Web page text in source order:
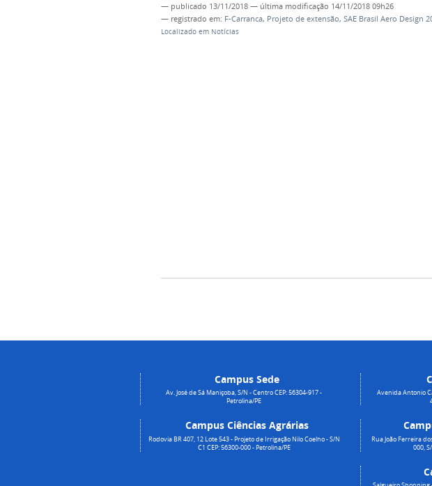
— publicado 13/11/2018 — última modificação 14/11/2018 09h26
— registrado em: F-Carranca, Projeto de extensão, SAE Brasil Aero Design
Localizado em Notícias
Campus Sede
Av. José de Sá Maniçoba, S/N - Centro CEP: 56304-917 -
Petrolina/PE
Campus Ciências Agrárias
Rodovia BR 407, 12 Lote 543 - Projeto de Irrigação Nilo Coelho - S/N
C1 CEP: 56300-000 - Petrolina/PE
Avenida Antonio
Rua João Ferreira
000,